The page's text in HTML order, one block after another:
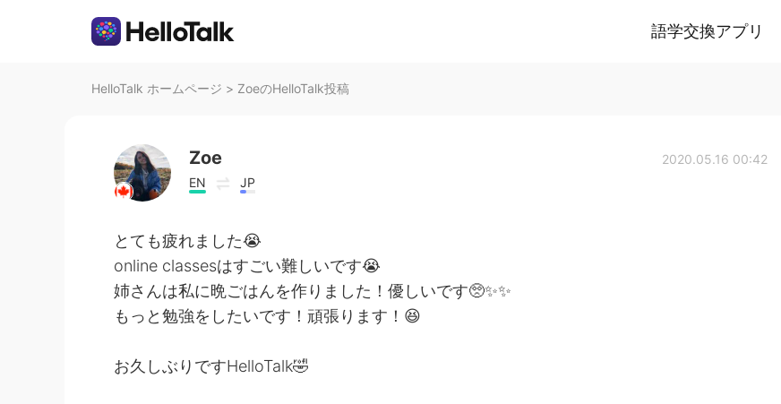
語学交換アプリ
HelloTalk ホームページ > ZoeのHelloTalk投稿
Zoe
EN JP
2020.05.16 00:42
とても疲れました😭
online classesはすごい難しいです😭
姉さんは私に晩ごはんを作りました！優しいです🥺✨✨
もっと勉強をしたいです！頑張ります！😆
お久しぶりですHelloTalk🤣